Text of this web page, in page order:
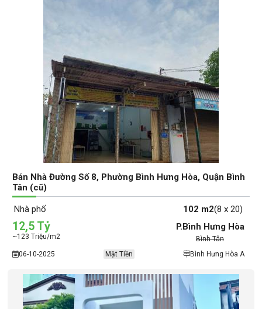
Bán Nhà Đường Số 8, Phường Bình Hưng Hòa, Quận Bình
Tân (cũ)
Nhà phố 102 m2(8 x 20)
12,5 Tỷ
~123 Triệu/m2
P.Bình Hưng Hòa
Bình Tân
06-10-2025
Mặt Tiền Bình Hưng Hòa A